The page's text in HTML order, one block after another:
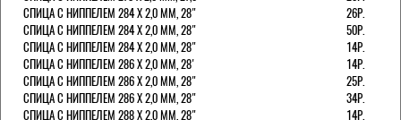
СПИЦА С НИППЕЛЕМ 284 Х 2,0 ММ, 28"
26Р.
СПИЦА С НИППЕЛЕМ 284 Х 2,0 ММ, 28"
50Р.
СПИЦА С НИППЕЛЕМ 284 Х 2,0 ММ, 28"
14Р.
СПИЦА С НИППЕЛЕМ 286 Х 2,0 ММ, 28'
14Р.
СПИЦА С НИППЕЛЕМ 286 Х 2,0 ММ, 28"
25Р.
СПИЦА С НИППЕЛЕМ 286 Х 2,0 ММ, 28"
34Р.
СПИЦА С НИППЕЛЕМ 288 Х 2,0 ММ, 28"
14Р.